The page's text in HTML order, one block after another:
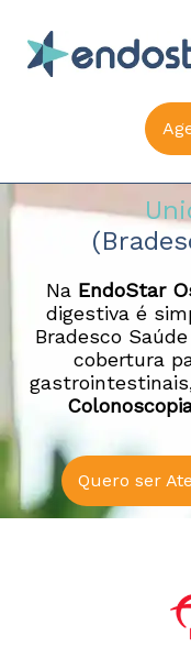
conteúdo
Na EndoStar
digestiva é
Bradesco
cobertura
Quero ser